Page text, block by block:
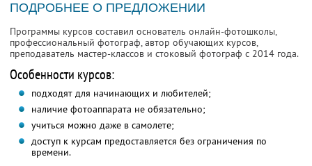
ПОДРОБНЕЕ О ПРЕДЛОЖЕНИИ
Программы курсов составил основатель онлайн-фотошколы,
профессиональный фотограф, автор обучающих курсов,
преподаватель мастер-классов и стоковый фотограф с 2014 года.
Особенности курсов:
подходят для начинающих и любителей;
наличие фотоаппарата не обязательно;
учиться можно даже в самолете;
доступ к курсам предоставляется без ограничения по
времени.